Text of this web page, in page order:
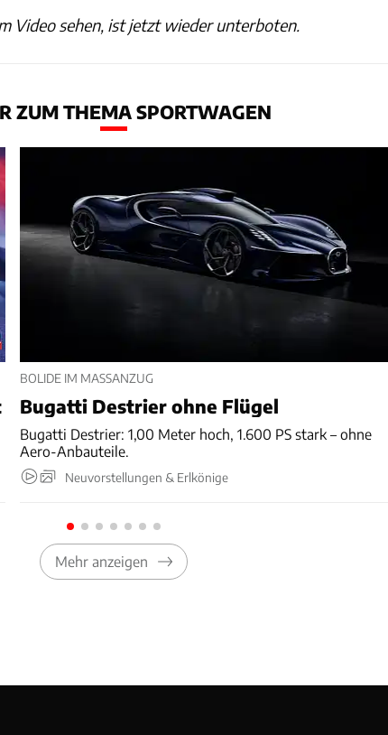
Video sehen, ist jetzt wieder unterboten.
ZUM THEMA SPORTWAGEN
BOLIDE IM MASSANZUG
Bugatti Destrier ohne Flügel
Bugatti Destrier: 1,00 Meter hoch, 1.600 PS stark – ohne
Aero-Anbauteile.
Neuvorstellungen & Erlkönige
Mehr anzeigen